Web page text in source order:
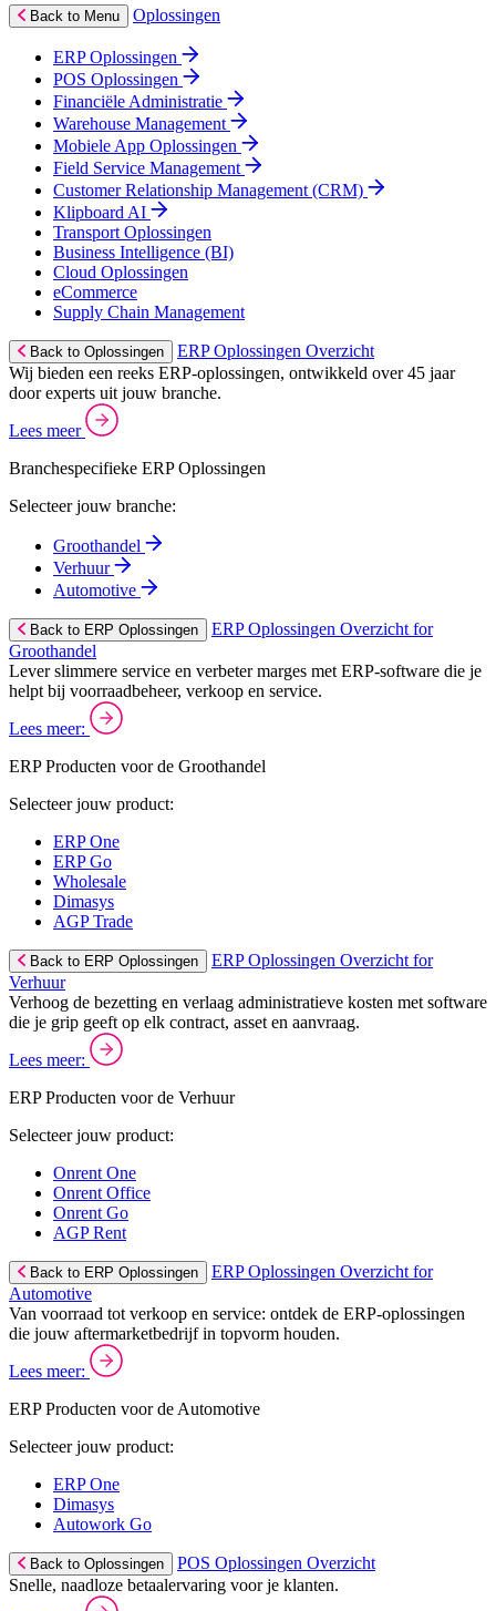
Back to Menu Oplossingen
ERP Oplossingen
POS Oplossingen
Financiële Administratie
Warehouse Management
Mobiele App Oplossingen
Field Service Management
Customer Relationship Management (CRM)
Klipboard AI
Transport Oplossingen
Business Intelligence (BI)
Cloud Oplossingen
eCommerce
Supply Chain Management
Back to Oplossingen
ERP Oplossingen Overzicht
Wij bieden een reeks ERP-oplossingen, ontwikkeld over 45 jaar
door experts uit jouw branche.
Lees meer
Branchespecifieke ERP Oplossingen
Selecteer jouw branche:
Groothandel
Verhuur
Automotive
Back to ERP Oplossingen
ERP Oplossingen Overzicht for
Groothandel
Lever slimmere service en verbeter marges met ERP-software die je
helpt bij voorraadbeheer, verkoop en service.
Lees meer:
ERP Producten voor de Groothandel
Selecteer jouw product:
ERP One
ERP Go
Wholesale
Dimasys
AGP Trade
Back to ERP Oplossingen
ERP Oplossingen Overzicht for
Verhuur
Verhoog de bezetting en verlaag administratieve kosten met software
die je grip geeft op elk contract, asset en aanvraag.
Lees meer:
ERP Producten voor de Verhuur
Selecteer jouw product:
Onrent One
Onrent Office
Onrent Go
AGP Rent
Back to ERP Oplossingen
ERP Oplossingen Overzicht for
Automotive
Van voorraad tot verkoop en service: ontdek de ERP-oplossingen
die jouw aftermarketbedrijf in topvorm houden.
Lees meer:
ERP Producten voor de Automotive
Selecteer jouw product:
ERP One
Dimasys
Autowork Go
Back to Oplossingen
POS Oplossingen Overzicht
Snelle, naadloze betaalervaring voor je klanten.